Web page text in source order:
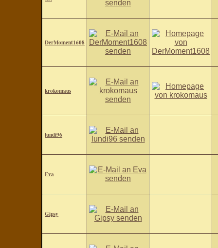
DerMoment1608
krokomaus
lundi96
Eva
Gipsy